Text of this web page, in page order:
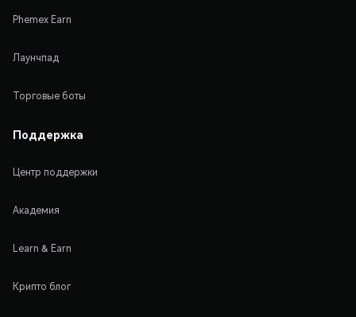
Phemex Earn
Лаунчпад
Торговые боты
Поддержка
Центр поддержки
Академия
Learn & Earn
Крипто блог